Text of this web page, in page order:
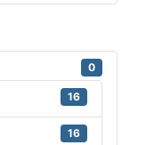
0
16
16